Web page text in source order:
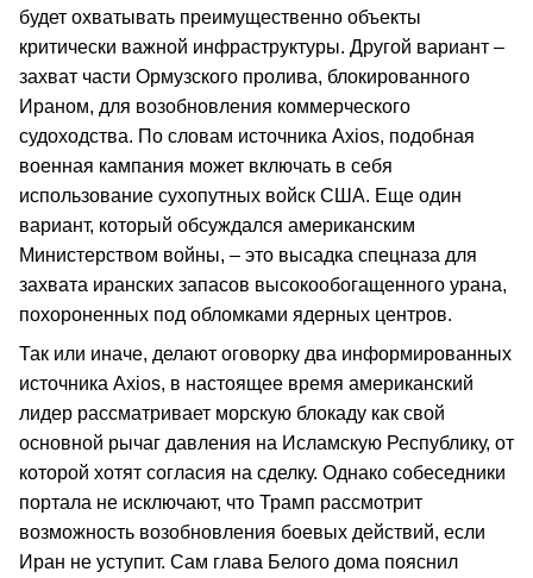
будет охватывать преимущественно объекты
критически важной инфраструктуры. Другой вариант –
захват части Ормузского пролива, блокированного
Ираном, для возобновления коммерческого
судоходства. По словам источника Axios, подобная
военная кампания может включать в себя
использование сухопутных войск США. Еще один
вариант, который обсуждался американским
Министерством войны, – это высадка спецназа для
захвата иранских запасов высокообогащенного урана,
похороненных под обломками ядерных центров.
Так или иначе, делают оговорку два информированных
источника Axios, в настоящее время американский
лидер рассматривает морскую блокаду как свой
основной рычаг давления на Исламскую Республику, от
которой хотят согласия на сделку. Однако собеседники
портала не исключают, что Трамп рассмотрит
возможность возобновления боевых действий, если
Иран не уступит. Сам глава Белого дома пояснил